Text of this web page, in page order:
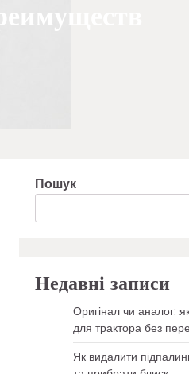
Пошук
Недавні записи
Оригінал чи аналог:
для трактора без
Як видалити